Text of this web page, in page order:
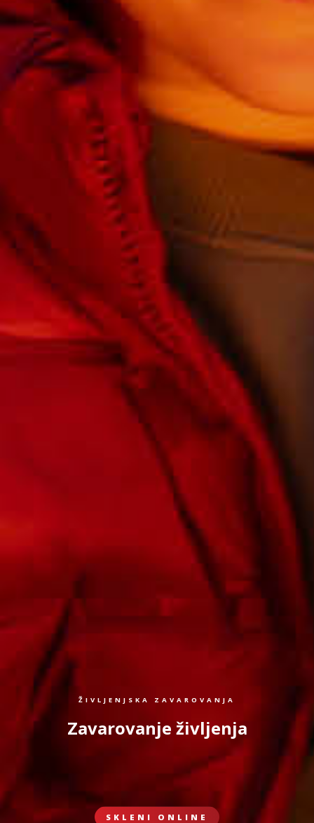
ŽIVLJENJSKA ZAVAROVANJA
Zavarovanje življenja
SKLENI ONLINE